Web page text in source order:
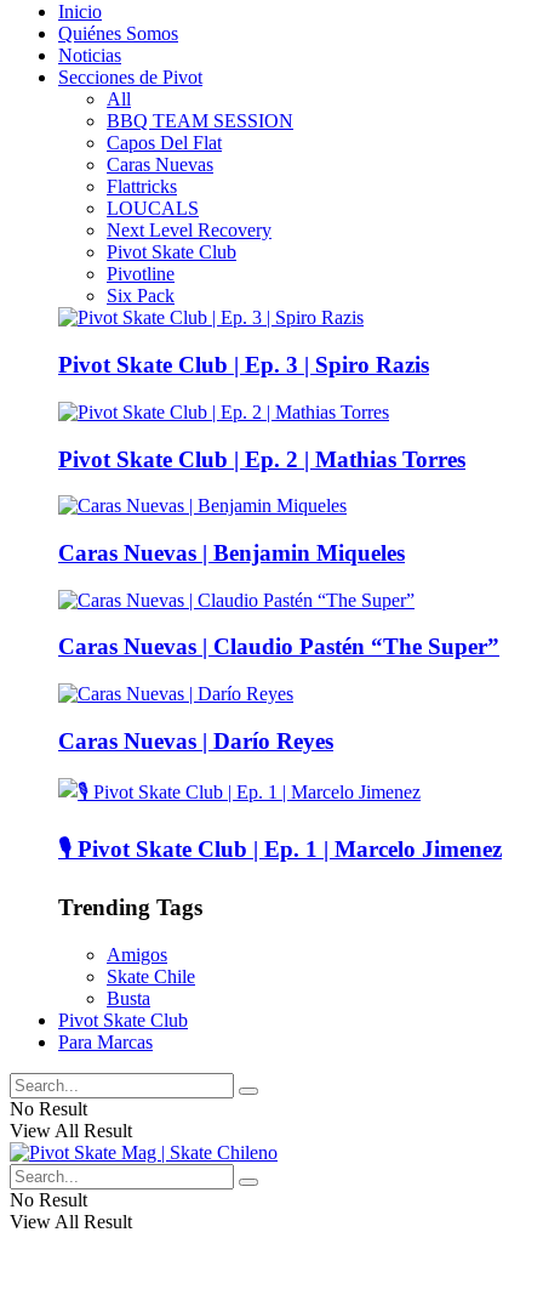
Inicio
Quiénes Somos
Noticias
Secciones de Pivot
All
BBQ TEAM SESSION
Capos Del Flat
Caras Nuevas
Flattricks
LOUCALS
Next Level Recovery
Pivot Skate Club
Pivotline
Six Pack
Pivot Skate Club | Ep. 3 | Spiro Razis
Pivot Skate Club | Ep. 2 | Mathias Torres
Caras Nuevas | Benjamin Miqueles
Caras Nuevas | Claudio Pastén “The Super”
Caras Nuevas | Darío Reyes
🎙️ Pivot Skate Club | Ep. 1 | Marcelo Jimenez
Trending Tags
Amigos
Skate Chile
Busta
Pivot Skate Club
Para Marcas
No Result
View All Result
No Result
View All Result